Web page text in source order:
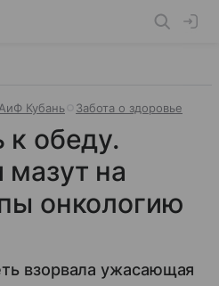
АиФ Кубань Забота о здоровье
обеду.
на
онкологию
взорвала ужасающая